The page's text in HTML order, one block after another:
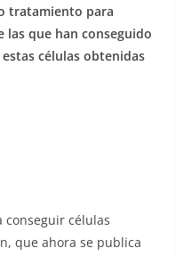
tratamiento para
las que han conseguido
células obtenidas
conseguir células
que ahora se publica